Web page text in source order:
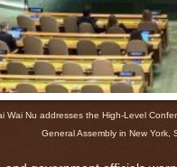
Wai Nu addresses the High-Level
General Assembly in New York,